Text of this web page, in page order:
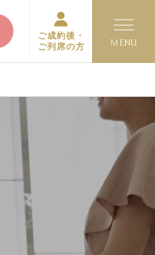
ご成約後・
ご列席の方